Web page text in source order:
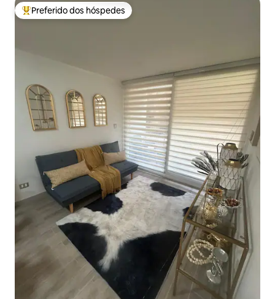
Entre os melhores preferidos dos hóspedes
Preferido dos hóspedes